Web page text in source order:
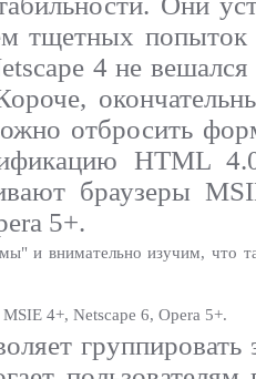
тщетных
4 не
отбросить
HTML
браузеры
5+.
и внимательно изучим, что
4+, Netscape 6, Opera 5+.